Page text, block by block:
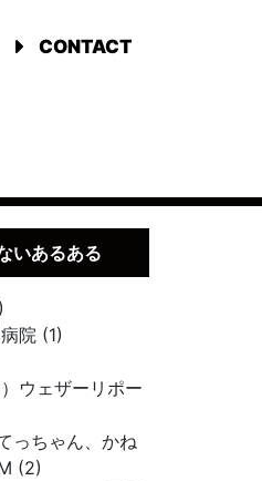
CONTACT
いあるある
院 (1)
ウェザーリポー
っちゃん、かね
(2)